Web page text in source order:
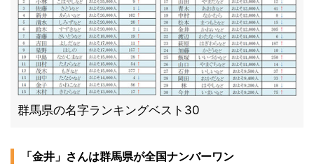
群馬県の名字ランキングベスト30
「金井」さんは群馬県が全国ナンバーワン